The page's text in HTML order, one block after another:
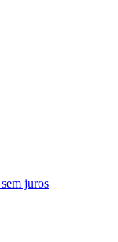
sem juros